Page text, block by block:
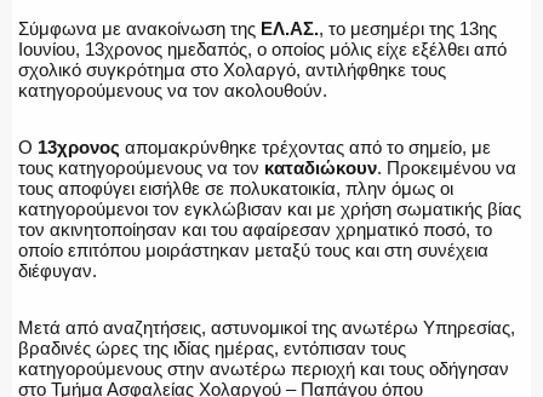
ΟΜΑΔΕΣ ΕΛ.ΑΣ.
Σύμφωνα με ανακοίνωση της ΕΛ.ΑΣ., το μεσημέρι της 13ης
Ιουνίου, 13χρονος ημεδαπός, ο οποίος μόλις είχε εξέλθει από
σχολικό συγκρότημα στο Χολαργό, αντιλήφθηκε τους
κατηγορούμενους να τον ακολουθούν.
Ο 13χρονος απομακρύνθηκε τρέχοντας από το σημείο, με
τους κατηγορούμενους να τον καταδιώκουν. Προκειμένου να
τους αποφύγει εισήλθε σε πολυκατοικία, πλην όμως οι
κατηγορούμενοι τον εγκλώβισαν και με χρήση σωματικής βίας
τον ακινητοποίησαν και του αφαίρεσαν χρηματικό ποσό, το
οποίο επιτόπου μοιράστηκαν μεταξύ τους και στη συνέχεια
διέφυγαν.
Μετά από αναζητήσεις, αστυνομικοί της ανωτέρω Υπηρεσίας,
βραδινές ώρες της ιδίας ημέρας, εντόπισαν τους
κατηγορούμενους στην ανωτέρω περιοχή και τους οδήγησαν
στο Τμήμα Ασφαλείας Χολαργού – Παπάγου όπου